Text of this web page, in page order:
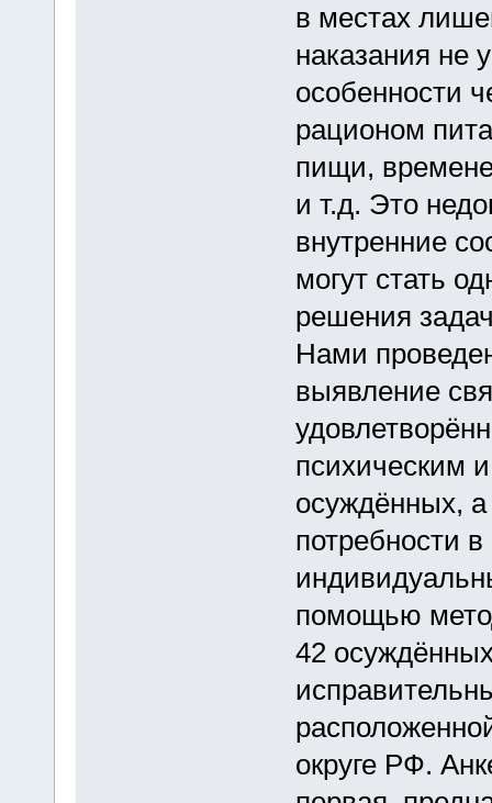
в местах
наказания не
особенности
рационом
пищи,
и т.д. Это
внутренние
могут стать
решения
Нами
выявление
психическим
осуждённых,
потребности
помощью
42
округе РФ.